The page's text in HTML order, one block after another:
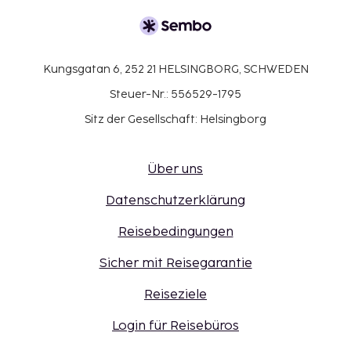
Kungsgatan 6, 252 21 HELSINGBORG, SCHWEDEN
Steuer-Nr.: 556529-1795
Sitz der Gesellschaft: Helsingborg
Über uns
Datenschutzerklärung
Reisebedingungen
Sicher mit Reisegarantie
Reiseziele
Login für Reisebüros